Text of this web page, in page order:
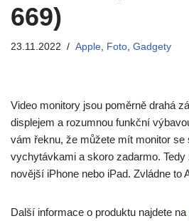
669)
23.11.2022 Apple Foto Gadgety
Video monitory jsou poměrně drahá
displejem a rozumnou funkční
vám řeknu, že můžete mít monitor se
vychytávkami a skoro zadarmo.
novější iPhone nebo iPad. Zvládne to
Další informace o produktu najdete na